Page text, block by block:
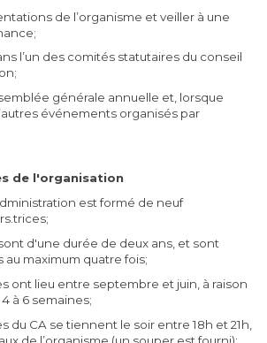
de l’organisme et veiller à une
l’un des comités statutaires du conseil
générale annuelle et, lorsque
événements organisés par
de l'organisation
est formé de neuf
d'une durée de deux ans, et sont
au maximum quatre fois;
ont lieu entre septembre et juin, à raison
4 à 6 semaines;
du CA se tiennent le soir entre 18h et 21h,
de l’organisme (un souper est fourni);